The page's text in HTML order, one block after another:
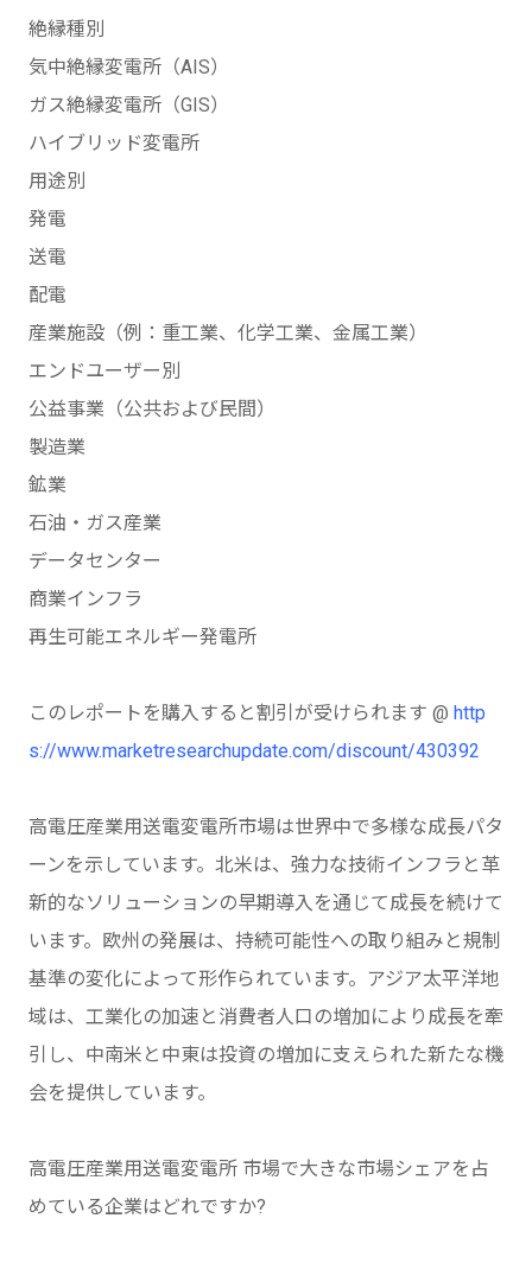
絶縁種別
気中絶縁変電所（AIS）
ガス絶縁変電所（GIS）
ハイブリッド変電所
用途別
発電
送電
配電
産業施設（例：重工業、化学工業、金属工業）
エンドユーザー別
公益事業（公共および民間）
製造業
鉱業
石油・ガス産業
データセンター
商業インフラ
再生可能エネルギー発電所
このレポートを購入すると割引が受けられます @ http
s://www.marketresearchupdate.com/discount/430392
高電圧産業用送電変電所市場は世界中で多様な成長パタ
ーンを示しています。北米は、強力な技術インフラと革
新的なソリューションの早期導入を通じて成長を続けて
います。欧州の発展は、持続可能性への取り組みと規制
基準の変化によって形作られています。アジア太平洋地
域は、工業化の加速と消費者人口の増加により成長を牽
引し、中南米と中東は投資の増加に支えられた新たな機
会を提供しています。
高電圧産業用送電変電所 市場で大きな市場シェアを占
めている企業はどれですか?